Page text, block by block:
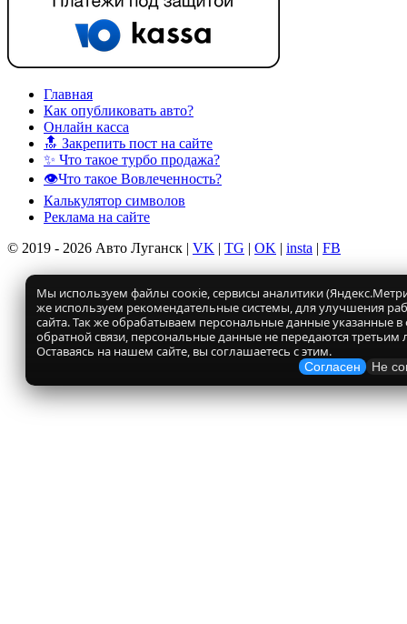
Главная
Как опубликовать авто?
Онлайн касса
🔝 Закрепить пост на сайте
✨ Что такое турбо продажа?
👁️Что такое Вовлеченность?
Калькулятор символов
Реклама на сайте
© 2019 - 2026 Авто Луганск | VK | TG | OK | insta | FB
Мы используем файлы соокіе, сервисы аналитики
же используем рекомендательные системы, для улучшения
сайта. Так же обрабатываем персональные данные указанные
обратной связи, персональные данные не передаются третьим
Оставаясь на нашем сайте, вы соглашаетесь с этим.
Согласен Не